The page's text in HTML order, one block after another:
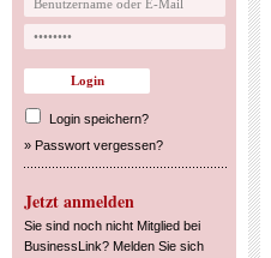
Login speichern?
» Passwort vergessen?
Jetzt anmelden
Sie sind noch nicht Mitglied bei
BusinessLink? Melden Sie sich